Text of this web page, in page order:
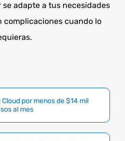
se adapte a tus necesidades
complicaciones cuando lo
por menos de $14 mil
al mes